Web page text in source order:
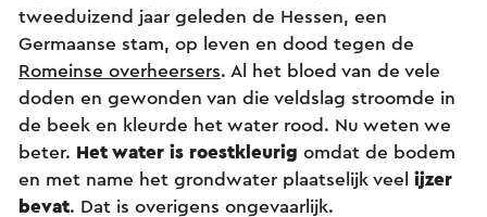
tweeduizend jaar geleden de Hessen, een
Germaanse stam, op leven en dood tegen de
Romeinse overheersers. Al het bloed van de vele
doden en gewonden van die veldslag stroomde in
de beek en kleurde het water rood. Nu weten we
beter. Het water is roestkleurig omdat de bodem
en met name het grondwater plaatselijk veel ijzer
bevat. Dat is overigens ongevaarlijk.